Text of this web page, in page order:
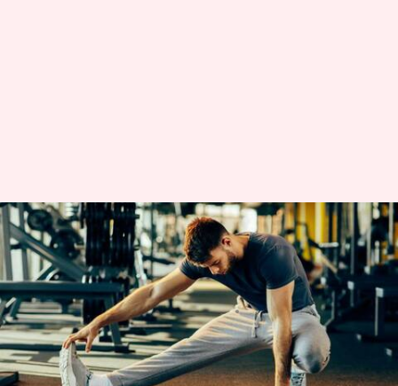
Pemanasan Penting Sebelum
Berolahraga: Mengenal
Gerakan Pemanasan Terbaik
menulis Shubham Gupta Apr 05, 2023 02:45 pm
Apa ceritanya